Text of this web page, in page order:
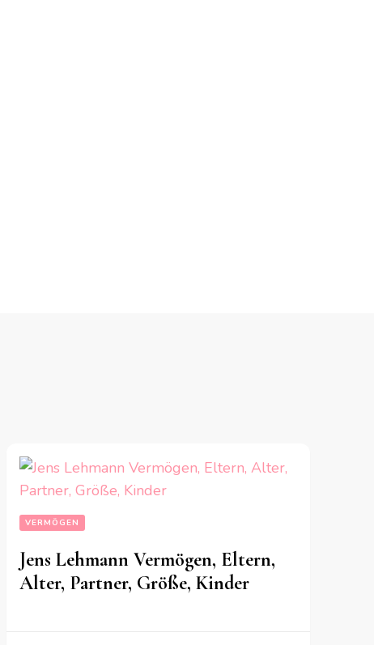
VERMÖGEN
Jens Lehmann Vermögen, Eltern,
Alter, Partner, Größe, Kinder